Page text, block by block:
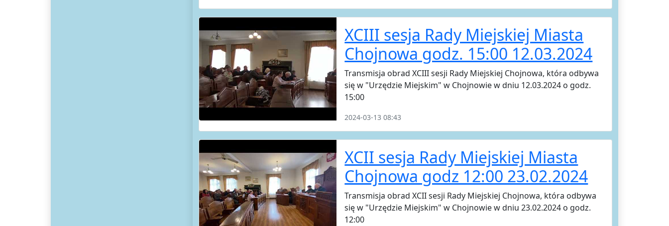
XCIII sesja Rady Miejskiej Miasta
Chojnowa godz. 15:00 12.03.2024
Transmisja obrad XCIII sesji Rady Miejskiej Chojnowa, która odbywa
się w "Urzędzie Miejskim" w Chojnowie w dniu 12.03.2024 o godz.
15:00
2024-03-13 08:43
XCII sesja Rady Miejskiej Miasta
Chojnowa godz 12:00 23.02.2024
Transmisja obrad XCII sesji Rady Miejskiej Chojnowa, która odbywa
się w "Urzędzie Miejskim" w Chojnowie w dniu 23.02.2024 o godz.
12:00